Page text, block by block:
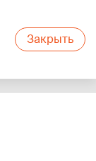
Закрыть